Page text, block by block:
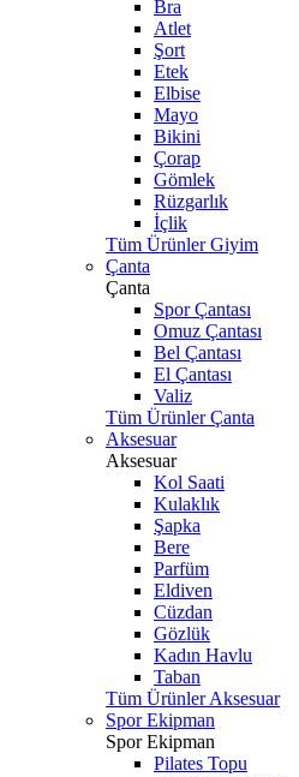
Bra
Atlet
Şort
Etek
Elbise
Mayo
Bikini
Çorap
Gömlek
Rüzgarlık
İçlik
Tüm Ürünler Giyim
Çanta
Çanta
Spor Çantası
Omuz Çantası
Bel Çantası
El Çantası
Valiz
Tüm Ürünler Çanta
Aksesuar
Aksesuar
Kol Saati
Kulaklık
Şapka
Bere
Parfüm
Eldiven
Cüzdan
Gözlük
Kadın Havlu
Taban
Tüm Ürünler Aksesuar
Spor Ekipman
Spor Ekipman
Pilates Topu